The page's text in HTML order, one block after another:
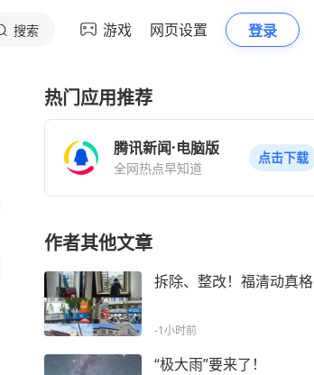
搜索 游戏 网页设置 登录
热门应用推荐
腾讯新闻·电脑版
全网热点早知道
点击下载
作者其他文章
拆除、整改！福清动真格
-1小时前
“极大雨”要来了！